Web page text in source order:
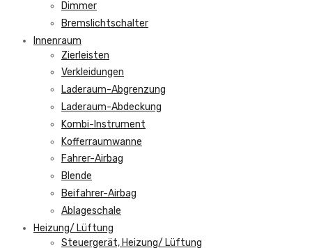
Dimmer
Bremslichtschalter
Innenraum
Zierleisten
Verkleidungen
Laderaum-Abgrenzung
Laderaum-Abdeckung
Kombi-Instrument
Kofferraumwanne
Fahrer-Airbag
Blende
Beifahrer-Airbag
Ablageschale
Heizung/ Lüftung
Steuergerät, Heizung/ Lüftung